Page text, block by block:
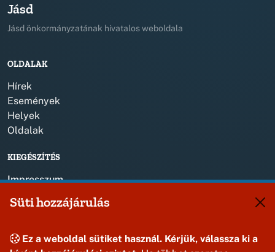
Jásd
Jásd önkormányzatának hivatalos weboldala
OLDALAK
Hírek
Események
Helyek
Oldalak
KIEGÉSZÍTÉS
Impresszum
KAPCSOLAT
jasdonk@jasd.hu
Süti hozzájárulás
Ez a weboldal sütiket használ. Kérjük, válassza ki a